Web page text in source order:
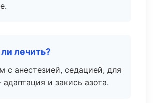
лечить?
с анестезией, седацией, для
и закись азота.